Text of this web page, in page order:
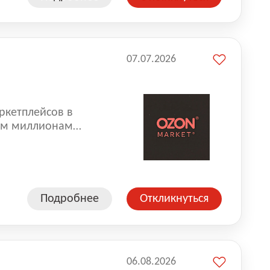
в
миллионам
сети, где
Ozon
Подробнее
07.07.2026
Откликнуться
06.08.2026